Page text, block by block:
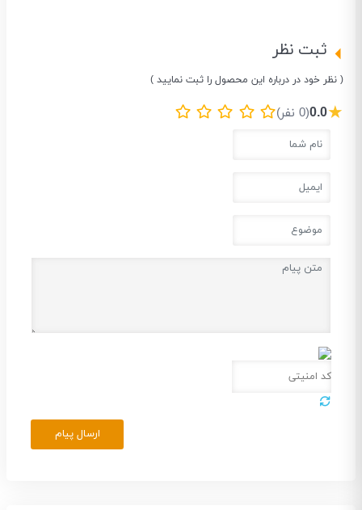
ثبت نظر
( نظر خود در درباره این محصول را ثبت نمایید )
★
0.0(0 نفر)
ارسال پیام